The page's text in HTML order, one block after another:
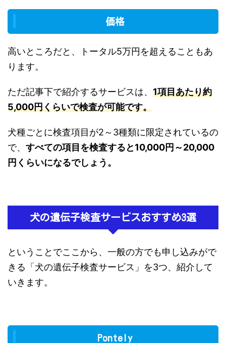
価格
高いところだと、トータル5万円を超えることもあ
ります。
ただ記事下で紹介するサービスは、 1項目あたり約
5,000円くらいで検査が可能です。
犬種ごとに検査項目が2～3種類に限定されているの
で、 すべての項目を検査すると10,000円～20,000
円くらいになるでしょう。
犬の遺伝子検査サービスおすすめ3選
ということでここから、一般の方でも申し込みがで
きる「犬の遺伝子検査サービス」を3つ、紹介して
いきます。
Pontely